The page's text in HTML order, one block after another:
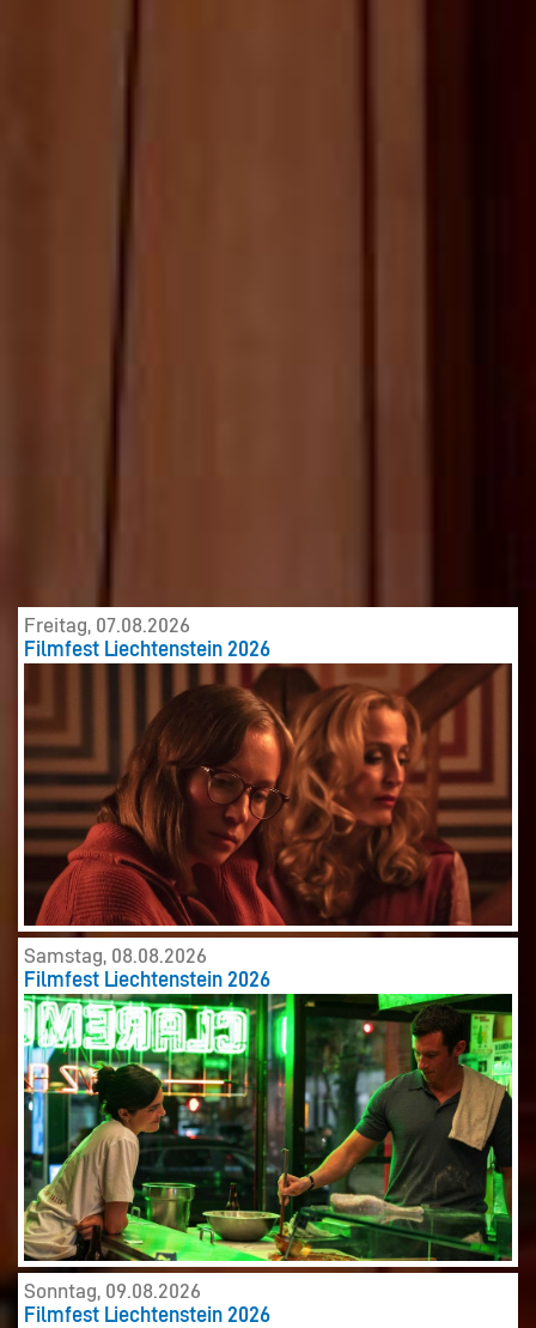
Freitag, 07.08.2026
Filmfest Liechtenstein 2026
Samstag, 08.08.2026
Filmfest Liechtenstein 2026
Sonntag, 09.08.2026
Filmfest Liechtenstein 2026